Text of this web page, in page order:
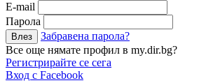
Е-mail
Парола
Забравена парола?
Все още нямате профил в my.dir.bg?
Регистрирайте се сега
Вход с Facebook